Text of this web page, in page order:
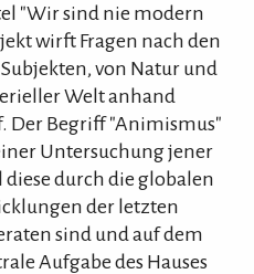
"Wir sind nie modern
wirft Fragen nach den
von Natur und
Welt anhand
Der Begriff "Animismus"
Untersuchung jener
durch die globalen
der letzten
sind und auf dem
Aufgabe des Hauses